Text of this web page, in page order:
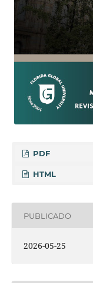
PDF
HTML
PUBLICADO
2026-05-25